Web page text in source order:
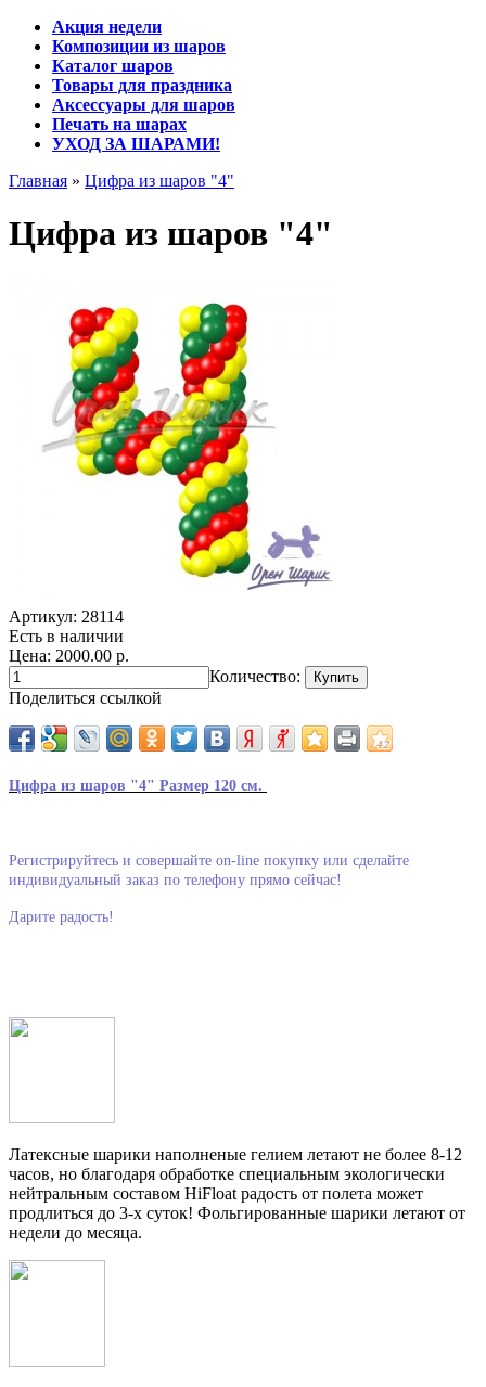
Акция недели
Композиции из шаров
Каталог шаров
Товары для праздника
Аксессуары для шаров
Печать на шарах
УХОД ЗА ШАРАМИ!
Главная » Цифра из шаров "4"
Цифра из шаров "4"
Артикул: 28114
Есть в наличии
Цена: 2000.00 р.
Количество:
Поделиться ссылкой
Цифра из шаров "4" Размер 120 см.
Регистрируйтесь и совершайте on-line покупку или сделайте
индивидуальный заказ по телефону прямо сейчас!
Дарите радость!
Латексные шарики наполненые гелием летают не более 8-12
часов, но благодаря обработке специальным экологически
нейтральным составом HiFloat радость от полета может
продлиться до 3-х суток! Фольгированные шарики летают от
недели до месяца.